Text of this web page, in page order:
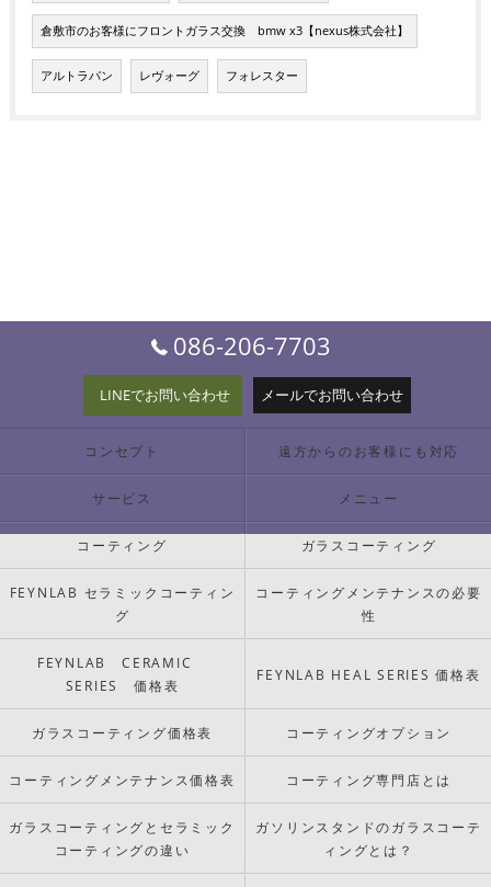
倉敷市のお客様にフロントガラス交換 bmw x3【nexus株式会社】
アルトラパン レヴォーグ フォレスター
086-206-7703
LINEでお問い合わせ メールでお問い合わせ
コンセプト 遠方からのお客様にも対応
サービス メニュー
コーティング ガラスコーティング
FEYNLAB セラミックコーティン
グ
コーティングメンテナンスの必要
性
FEYNLAB CERAMIC
SERIES 価格表
FEYNLAB HEAL SERIES 価格表
ガラスコーティング価格表 コーティングオプション
コーティングメンテナンス価格表 コーティング専門店とは
ガラスコーティングとセラミック
コーティングの違い
ガソリンスタンドのガラスコーテ
ィングとは？